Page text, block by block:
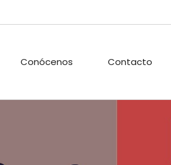
Conócenos Contacto